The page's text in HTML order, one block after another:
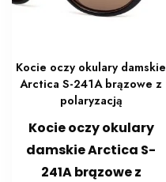
Kocie oczy okulary damskie
Arctica S-241A brązowe z
polaryzacją
Kocie oczy okulary
damskie Arctica S-
241A brązowe z